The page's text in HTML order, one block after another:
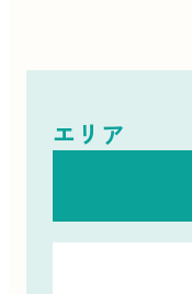
エリア